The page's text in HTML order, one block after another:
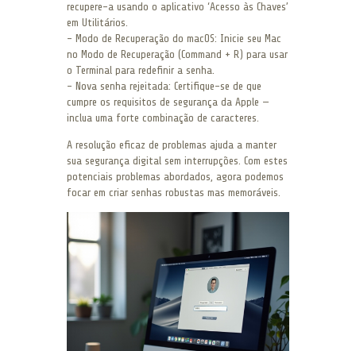
recupere-a usando o aplicativo ‘Acesso às Chaves’
em Utilitários.
– Modo de Recuperação do macOS: Inicie seu Mac
no Modo de Recuperação (Command + R) para usar
o Terminal para redefinir a senha.
– Nova senha rejeitada: Certifique-se de que
cumpre os requisitos de segurança da Apple —
inclua uma forte combinação de caracteres.
A resolução eficaz de problemas ajuda a manter
sua segurança digital sem interrupções. Com estes
potenciais problemas abordados, agora podemos
focar em criar senhas robustas mas memoráveis.